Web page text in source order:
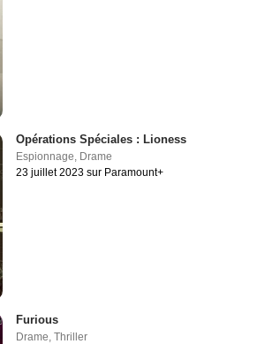
Opérations Spéciales : Lioness
Espionnage, Drame
23 juillet 2023 sur Paramount+
Furious
Drame ,Thriller